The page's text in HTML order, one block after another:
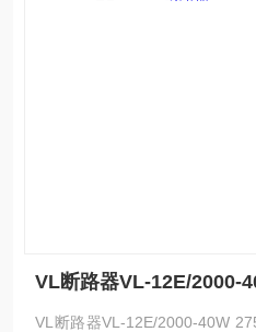
VL断路器VL-12E/2000-
VL断路器VL-12E/2000-40W 275mm AEG 真空断路